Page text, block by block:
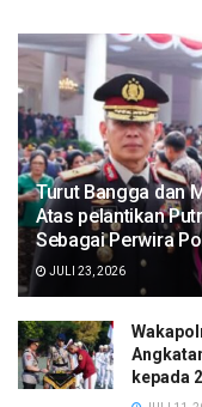
Turut Bangga dan
Atas pelantikan
Sebagai Perwira
JULI 23, 2026
kepada